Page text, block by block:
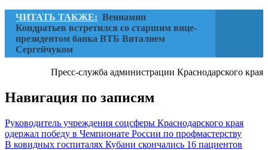
ЧИТАТЬ ТАКЖЕ: Вениамин
Кондратьев встретился со старшим вице-
президентом банка ВТБ Виталием
Сергейчуком
Пресс-служба администрации Краснодарского края
Навигация по записям
Руководитель учреждения соцсферы Краснодарского края
одержал победу в Чемпионате России по профмастерству
В ковидных госпиталях Кубани скончались 16 пациентов